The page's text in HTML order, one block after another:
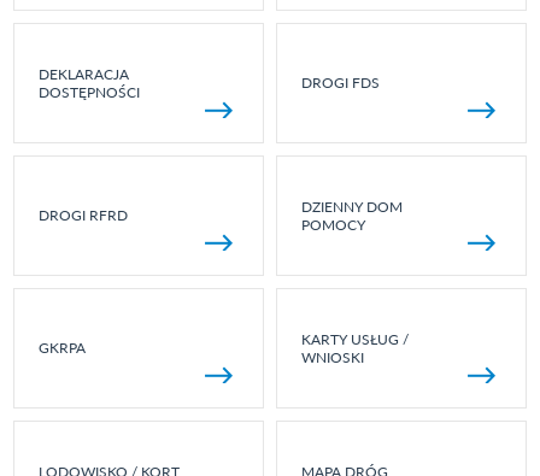
DEKLARACJA
DOSTĘPNOŚCI
DROGI FDS
DROGI RFRD
DZIENNY DOM
POMOCY
GKRPA
KARTY USŁUG /
WNIOSKI
LODOWISKO / KORT
MAPA DRÓG